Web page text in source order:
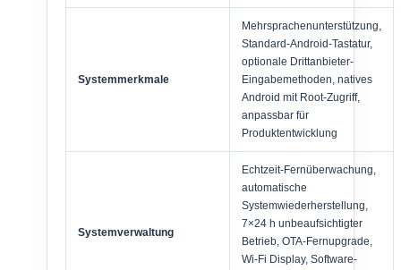
Systemmerkmale
Mehrsprachenunterstützung,
Standard-Android-Tastatur,
optionale Drittanbieter-
Eingabemethoden, natives
Android mit Root-Zugriff,
anpassbar für
Produktentwicklung
Systemverwaltung
Echtzeit-Fernüberwachung,
automatische
Systemwiederherstellung,
7×24 h unbeaufsichtigter
Betrieb, OTA-Fernupgrade,
Wi-Fi Display, Software-